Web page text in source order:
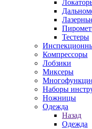
Тестеры
Компрессоры
Лобзики
Миксеры
Наборы
Ножницы
Одежда
Назад
Одежда